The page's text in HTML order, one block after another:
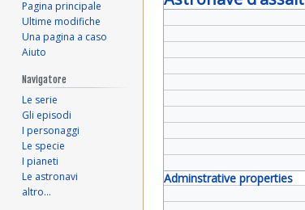
alla
alla
Adminstrative properties
Pagina principale
Ultime modifiche
Una pagina a caso
Aiuto
Navigatore
Le serie
Gli episodi
I personaggi
Le specie
I pianeti
Le astronavi
altro…